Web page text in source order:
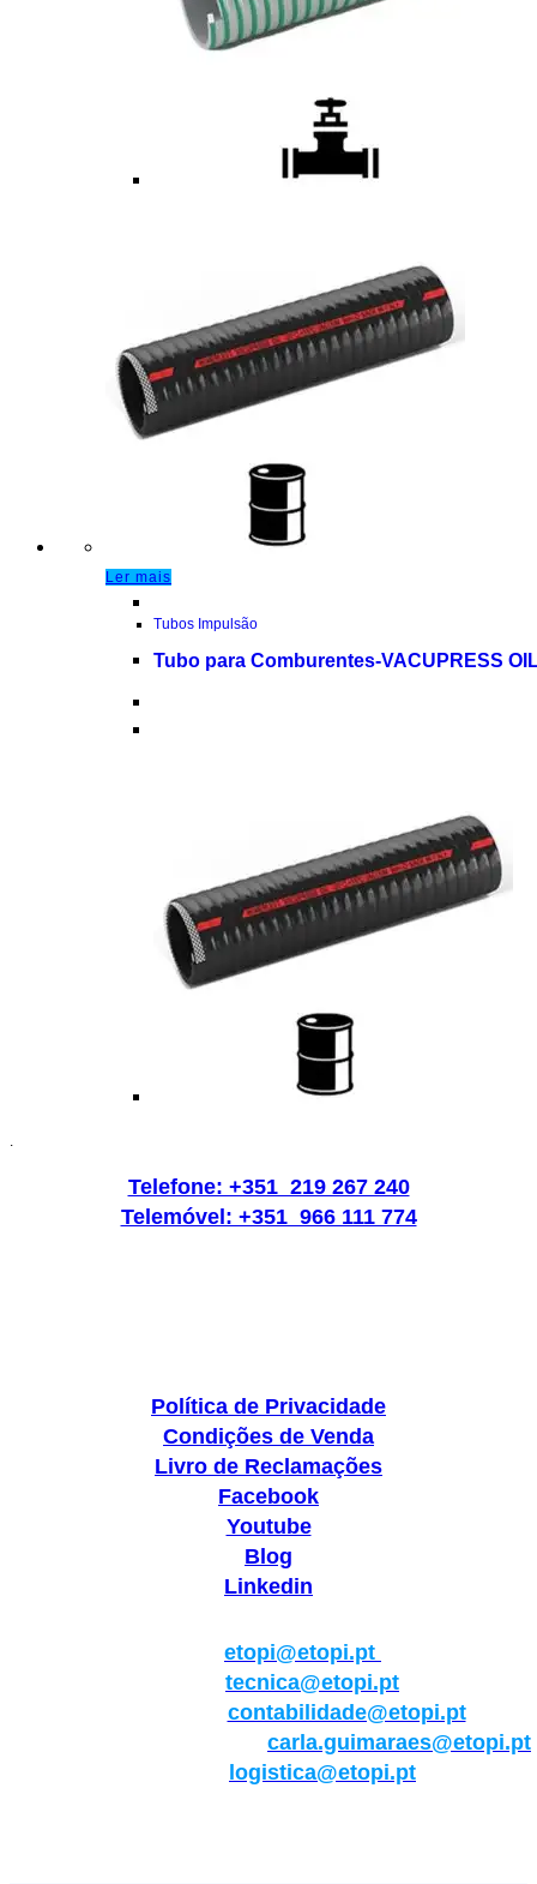
Ler mais
Tubos Impulsão
Tubo para Comburentes-VACUPRESS
.
Telefone: +351 219 267 240
Telemóvel: +351 966 111 774
Política de Privacidade
Condições de Venda
Livro de Reclamações
Facebook
Youtube
Blog
Linkedin
etopi@etopi.pt
tecnica@etopi.pt
contabilidade@etopi.pt
carla.guimaraes@etopi.pt
logistica@etopi.pt